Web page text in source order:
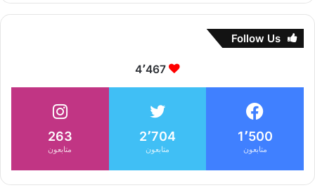
Follow Us
4٬467
1٬500
متابعون
2٬704
متابعون
263
متابعون